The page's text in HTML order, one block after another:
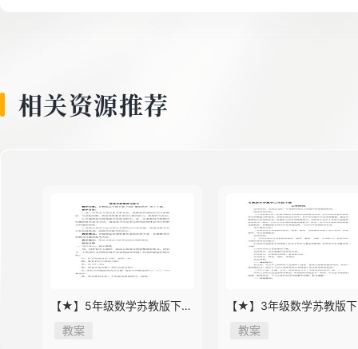
相关资源推荐
【★】5年级数学苏教版下册
教案第8单元《单元复习》
教案
【★】3年级数学苏教版
教案第9单元后《上学时
教案